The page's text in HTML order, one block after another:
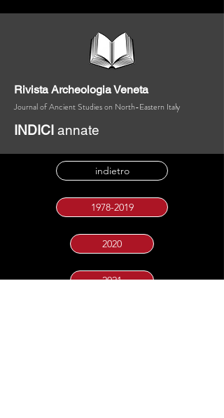
Rivista Archeologia Veneta
Journal of Ancient Studies on North-Eastern Italy
INDICI annate
indietro
1978-2019
2020
2021